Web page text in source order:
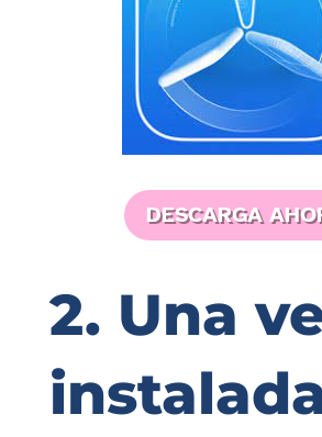
DESCARGA
2. Una